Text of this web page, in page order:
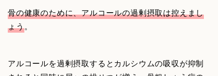
骨の健康のために、アルコールの過剰摂取は控えまし
ょう。
アルコールを過剰摂取するとカルシウムの吸収が抑制